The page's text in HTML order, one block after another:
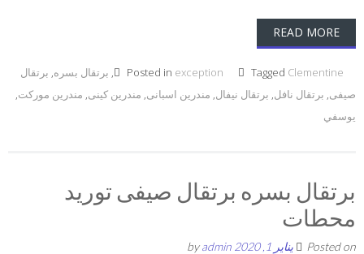
READ MORE
Posted in exception Tagged Clementine
, برتقال بسره, برتقال
صيفى, برتقال نافل, برتقال نيفال, مندرين اسبانى, مندرين كينى, مندرين موركت,
يوسفي
برتقال بسره برتقال صيفى توريد
محطات
Posted on يناير 1, 2020 admin